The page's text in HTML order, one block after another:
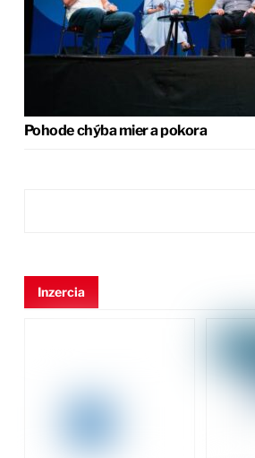
Pohode chýba mier a pokora
Inzercia